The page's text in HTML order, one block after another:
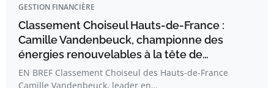
GESTION FINANCIÈRE
Classement Choiseul Hauts-de-France :
Camille Vandenbeuck, championne des
énergies renouvelables à la tête de…
EN BREF Classement Choiseul des Hauts-de-France
Camille Vandenbeuck, leader en…